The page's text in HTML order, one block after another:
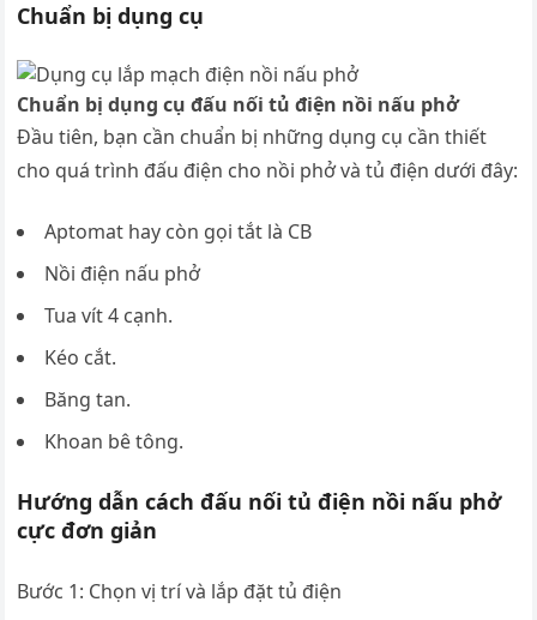
Chuẩn bị dụng cụ
Chuẩn bị dụng cụ đấu nối tủ điện nồi nấu phở
Đầu tiên, bạn cần chuẩn bị những dụng cụ cần thiết
cho quá trình đấu điện cho nồi phở và tủ điện dưới đây:
Aptomat hay còn gọi tắt là CB
Nồi điện nấu phở
Tua vít 4 cạnh.
Kéo cắt.
Băng tan.
Khoan bê tông.
Hướng dẫn cách đấu nối tủ điện nồi nấu phở
cực đơn giản
Bước 1: Chọn vị trí và lắp đặt tủ điện